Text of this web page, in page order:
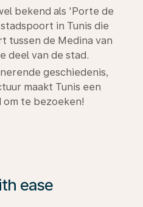
bekend als 'Porte de
in Tunis die
tussen de Medina van
deel van de stad.
geschiedenis,
maakt Tunis een
om te bezoeken!
ease